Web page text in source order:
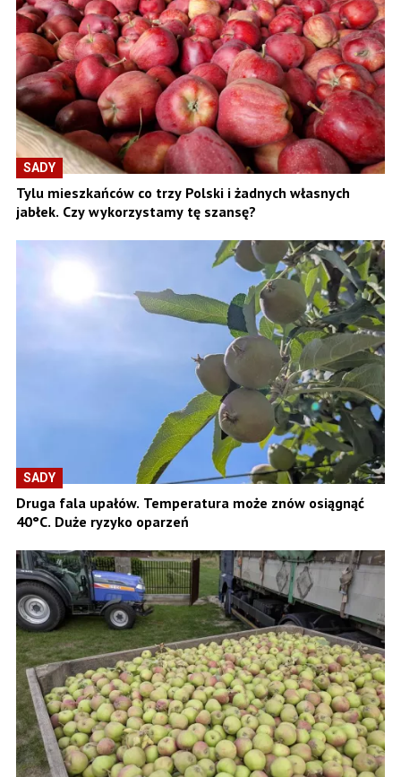
SADY
Tylu mieszkańców co trzy Polski i żadnych własnych
jabłek. Czy wykorzystamy tę szansę?
SADY
Druga fala upałów. Temperatura może znów osiągnąć
40°C. Duże ryzyko oparzeń